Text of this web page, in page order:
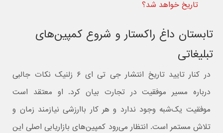
تاریخ خواهد شد؟
تابستان داغ راکستار و شروع کمپین‌های
تبلیغاتی
در کنار تایید تاریخ انتشار جی تی ای ۶ زلنیک نکات جالبی
درباره مسیر موفقیت در تجارت بیان کرد. او معتقد است
موفقیت یک‌شبه وجود ندارد و هر کار باارزشی نیازمند زمان و
تلاش مستمر است. انتظار می‌رود کمپین‌های بازاریابی اصلی این